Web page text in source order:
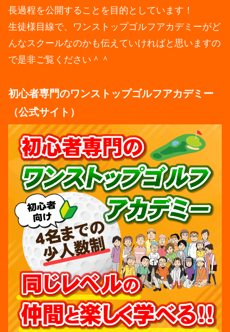
長過程を公開することを目的としています！
生徒様目線で、ワンストップゴルフアカデミーがど
んなスクールなのかも伝えていければと思いますの
で是非ご覧ください＾＾
初心者専門のワンストップゴルフアカデミー
（公式サイト）